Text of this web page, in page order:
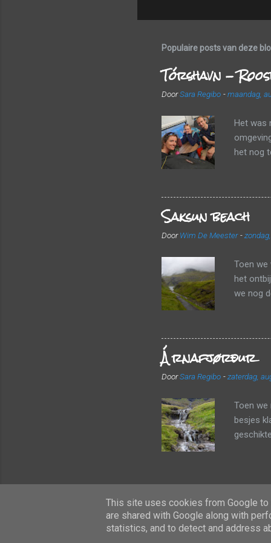
Populaire posts van deze
Tórshavn -
DoorSara Regibo -maandag,
Het was
het nog
vlot door
Saksun beach
DoorWim De Meester -
Toen we
het
we nog
stenen.
bergen
een
konden
Árnafjørður
DoorSara Regibo -zaterdag,
Toen we
besjes
volgen,
met
This site uses cookies from Google
are shared with Google along with
statistics, and to detect and address